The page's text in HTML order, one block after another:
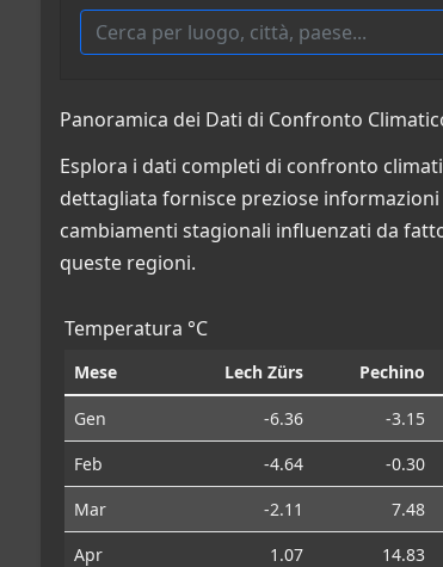
Panoramica dei Dati di Confronto
Esplora i dati completi di confronto
dettagliata fornisce preziose
cambiamenti stagionali influenzati da
queste regioni.
Temperatura °C
Mese Lech Zürs Pechino
Gen -6.36 -3.15
Feb
-4.64 -0.30
Mar
-2.11 7.48
Apr
1.07 14.83